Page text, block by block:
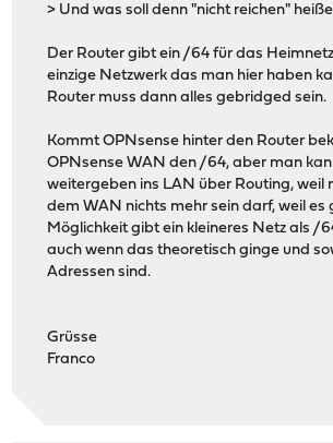
> Und was soll denn "nicht reichen"
Der Router gibt ein /64 für das
einzige Netzwerk das man hier haben
Router muss dann alles gebridged sein.
Kommt OPNsense hinter den Router
OPNsense WAN den /64, aber man
weitergeben ins LAN über Routing, weil
dem WAN nichts mehr sein darf, weil es
Möglichkeit gibt ein kleineres Netz als /
auch wenn das theoretisch ginge und
Adressen sind.
Grüsse
Franco